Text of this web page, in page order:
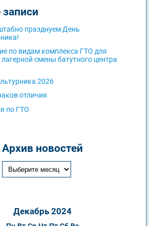
празднуем День
по видам комплекса ГТО для
смены батутного центра
2026
отличия
по ГТО
Архив новостей
Декабрь 2024